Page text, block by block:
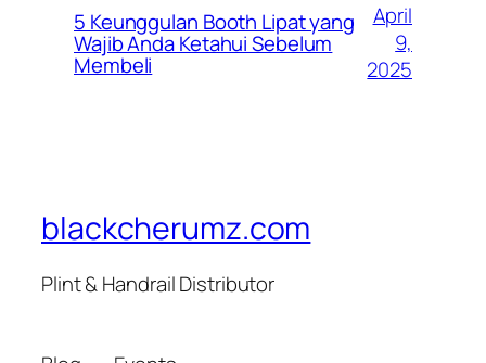
5 Keunggulan Booth Lipat yang
Wajib Anda Ketahui Sebelum
Membeli
April
9,
2025
blackcherumz.com
Plint & Handrail Distributor